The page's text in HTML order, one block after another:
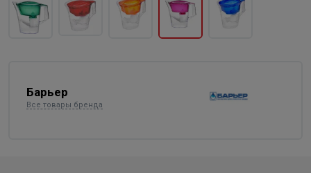
Барьер
Все товары бренда